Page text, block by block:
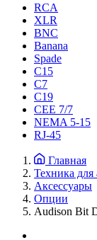
RCA
XLR
BNC
Banana
Spade
C15
С7
C19
CEE 7/7
NEMA 5-15
RJ-45
Главная
Техника для
Аксессуары
Опции
Audison Bit